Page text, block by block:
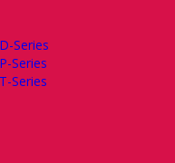
Series
Series
Series